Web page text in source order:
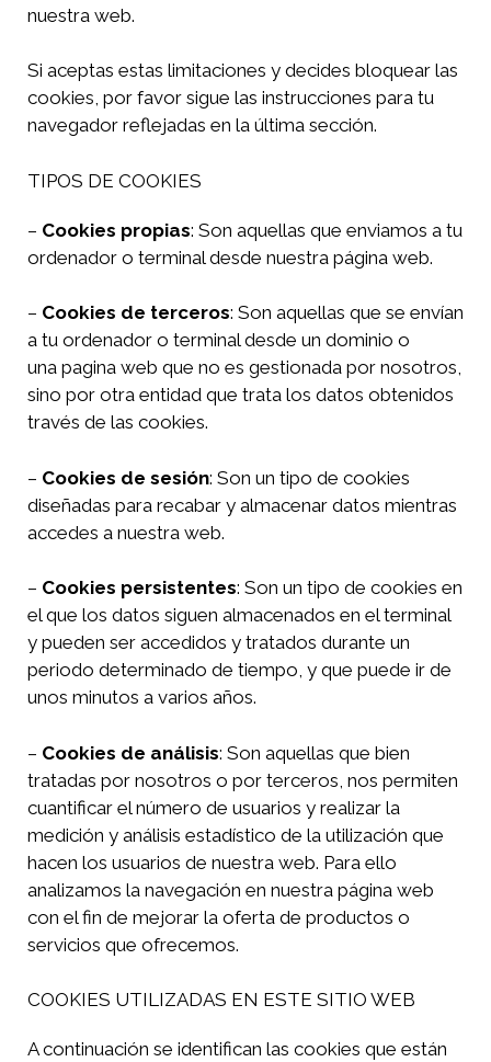
nuestra web.
Si aceptas estas limitaciones y decides bloquear las
cookies, por favor sigue las instrucciones para tu
navegador reflejadas en la última sección.
TIPOS DE COOKIES
– Cookies propias: Son aquellas que enviamos a tu
ordenador o terminal desde nuestra página web.
– Cookies de terceros: Son aquellas que se envían
a tu ordenador o terminal desde un dominio o
una pagina web que no es gestionada por nosotros,
sino por otra entidad que trata los datos obtenidos
través de las cookies.
– Cookies de sesión: Son un tipo de cookies
diseñadas para recabar y almacenar datos mientras
accedes a nuestra web.
– Cookies persistentes: Son un tipo de cookies en
el que los datos siguen almacenados en el terminal
y pueden ser accedidos y tratados durante un
periodo determinado de tiempo, y que puede ir de
unos minutos a varios años.
– Cookies de análisis: Son aquellas que bien
tratadas por nosotros o por terceros, nos permiten
cuantificar el número de usuarios y realizar la
medición y análisis estadístico de la utilización que
hacen los usuarios de nuestra web. Para ello
analizamos la navegación en nuestra página web
con el fin de mejorar la oferta de productos o
servicios que ofrecemos.
COOKIES UTILIZADAS EN ESTE SITIO WEB
A continuación se identifican las cookies que están